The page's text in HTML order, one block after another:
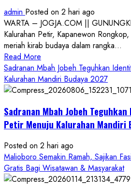
admin Posted on 2 hari ago
WARTA – JOGJA.COM ||
Kalurahan Petir, Kapanewon
meriah kirab budaya dalam rangka...
Read More
more
about
Bersama
Gunungkidul
Antusiasme
Warnai
Kirab
Budaya
Sadranan
Sadranan Mbah Jobeh Teguhkan
Kalurahan Mandiri Budaya 2027
Sadranan Mbah Jobeh
Petir Menuju Kalurahan Mandiri
Posted on 2 hari ago
Malioboro Semakin Ramah, Sajikan
Gratis Bagi Wisatawan & Masyarakat